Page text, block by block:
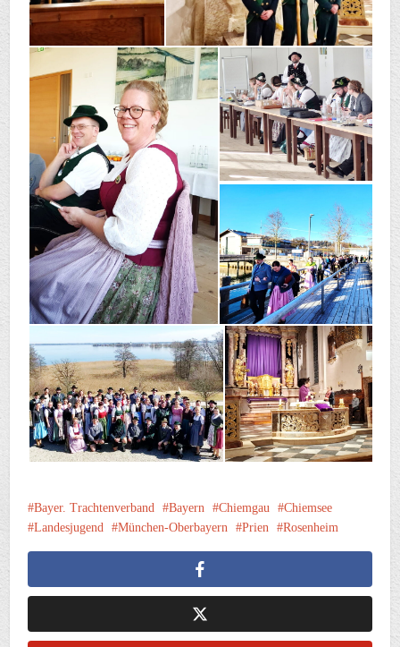
Bayer. Trachtenverband Bayern Chiemgau
Chiemsee
Landesjugend
München-Oberbayern Prien Rosenheim